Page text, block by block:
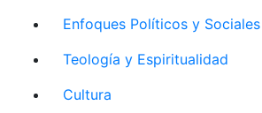
Enfoques Políticos y Sociales
Teología y Espiritualidad
Cultura